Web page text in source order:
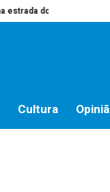
do campo
Cultura